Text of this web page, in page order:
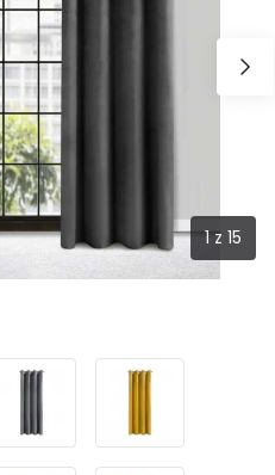
1 z 15